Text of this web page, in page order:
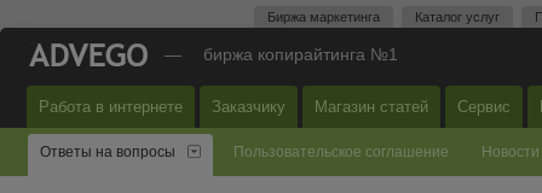
Биржа маркетинга Каталог услуг
— биржа копирайтинга №1
Работа в интернете Заказчику Магазин статей Сервис
Ответы на вопросы Пользовательское соглашение Новости